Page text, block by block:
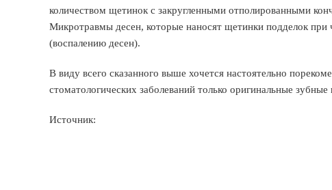
количеством щетинок с закругленными отполированными
Микротравмы десен, которые наносят щетинки подделок при
(воспалению десен).
В виду всего сказанного выше хочется настоятельно
стоматологических заболеваний только оригинальные зубные
Источник: